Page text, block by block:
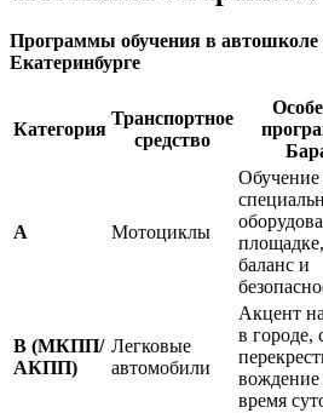
Программы обучения в автошколе
Екатеринбурге
Категория
Транспортное
средство
А Мотоциклы
Обучение
баланс и
B (МКПП/
АКПП)
Легковые
автомобили
Акцент
в городе,
вождение
время